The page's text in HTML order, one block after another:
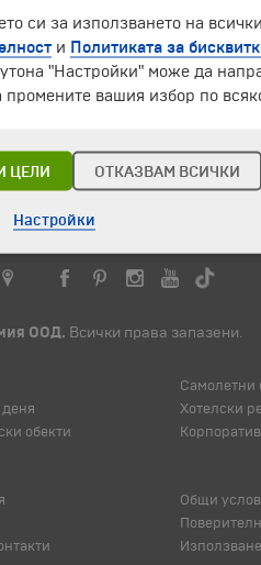
ООД. Всички права запазени.
обекти
Самолетни
Хотелски
Общи
си за използването на
и Политиката за
"Настройки" може да
вашия избор по
ЦЕЛИ ОТКАЗВАМ ВСИЧКИ
Настройки